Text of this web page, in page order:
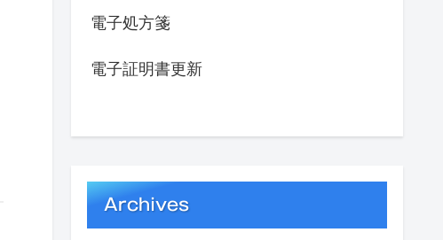
電子処方箋
電子証明書更新
Archives